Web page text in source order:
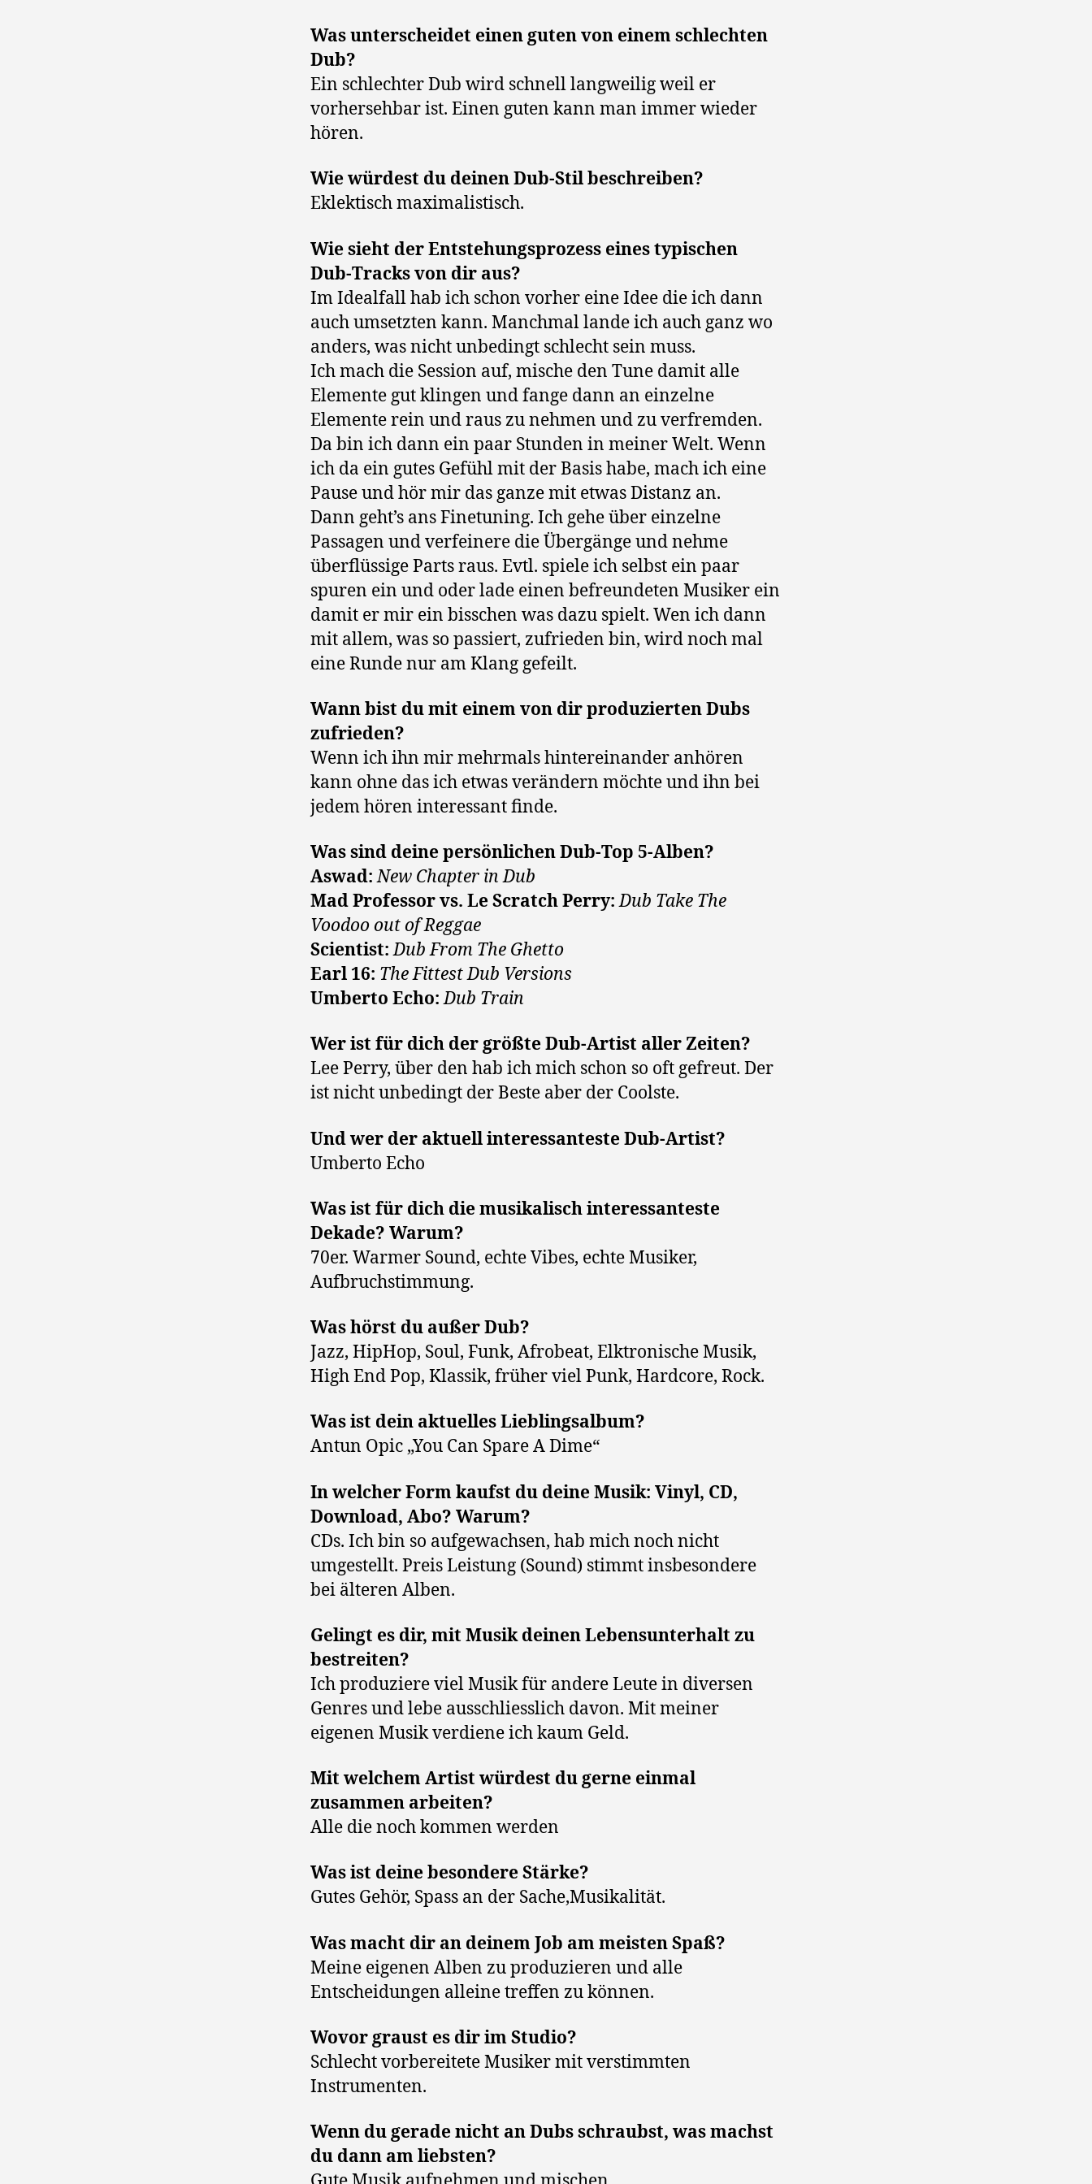
Was unterscheidet einen guten von einem schlechten
Dub?
Ein schlechter Dub wird schnell langweilig weil er
vorhersehbar ist. Einen guten kann man immer wieder
hören.
Wie würdest du deinen Dub-Stil beschreiben?
Eklektisch maximalistisch.
Wie sieht der Entstehungsprozess eines typischen
Dub-Tracks von dir aus?
Im Idealfall hab ich schon vorher eine Idee die ich dann
auch umsetzten kann. Manchmal lande ich auch ganz wo
anders, was nicht unbedingt schlecht sein muss.
Ich mach die Session auf, mische den Tune damit alle
Elemente gut klingen und fange dann an einzelne
Elemente rein und raus zu nehmen und zu verfremden.
Da bin ich dann ein paar Stunden in meiner Welt. Wenn
ich da ein gutes Gefühl mit der Basis habe, mach ich eine
Pause und hör mir das ganze mit etwas Distanz an.
Dann geht’s ans Finetuning. Ich gehe über einzelne
Passagen und verfeinere die Übergänge und nehme
überflüssige Parts raus. Evtl. spiele ich selbst ein paar
spuren ein und oder lade einen befreundeten Musiker ein
damit er mir ein bisschen was dazu spielt. Wen ich dann
mit allem, was so passiert, zufrieden bin, wird noch mal
eine Runde nur am Klang gefeilt.
Wann bist du mit einem von dir produzierten Dubs
zufrieden?
Wenn ich ihn mir mehrmals hintereinander anhören
kann ohne das ich etwas verändern möchte und ihn bei
jedem hören interessant finde.
Was sind deine persönlichen Dub-Top 5-Alben?
Aswad: New Chapter in Dub
Mad Professor vs. Le Scratch Perry: Dub Take The
Voodoo out of Reggae
Scientist: Dub From The Ghetto
Earl 16: The Fittest Dub Versions
Umberto Echo: Dub Train
Wer ist für dich der größte Dub-Artist aller Zeiten?
Lee Perry, über den hab ich mich schon so oft gefreut. Der
ist nicht unbedingt der Beste aber der Coolste.
Und wer der aktuell interessanteste Dub-Artist?
Umberto Echo
Was ist für dich die musikalisch interessanteste
Dekade? Warum?
70er. Warmer Sound, echte Vibes, echte Musiker,
Aufbruchstimmung.
Was hörst du außer Dub?
Jazz, HipHop, Soul, Funk, Afrobeat, Elktronische Musik,
High End Pop, Klassik, früher viel Punk, Hardcore, Rock.
Was ist dein aktuelles Lieblingsalbum?
Antun Opic „You Can Spare A Dime“
In welcher Form kaufst du deine Musik: Vinyl, CD,
Download, Abo? Warum?
CDs. Ich bin so aufgewachsen, hab mich noch nicht
umgestellt. Preis Leistung (Sound) stimmt insbesondere
bei älteren Alben.
Gelingt es dir, mit Musik deinen Lebensunterhalt zu
bestreiten?
Ich produziere viel Musik für andere Leute in diversen
Genres und lebe ausschliesslich davon. Mit meiner
eigenen Musik verdiene ich kaum Geld.
Mit welchem Artist würdest du gerne einmal
zusammen arbeiten?
Alle die noch kommen werden
Was ist deine besondere Stärke?
Gutes Gehör, Spass an der Sache,Musikalität.
Was macht dir an deinem Job am meisten Spaß?
Meine eigenen Alben zu produzieren und alle
Entscheidungen alleine treffen zu können.
Wovor graust es dir im Studio?
Schlecht vorbereitete Musiker mit verstimmten
Instrumenten.
Wenn du gerade nicht an Dubs schraubst, was machst
du dann am liebsten?